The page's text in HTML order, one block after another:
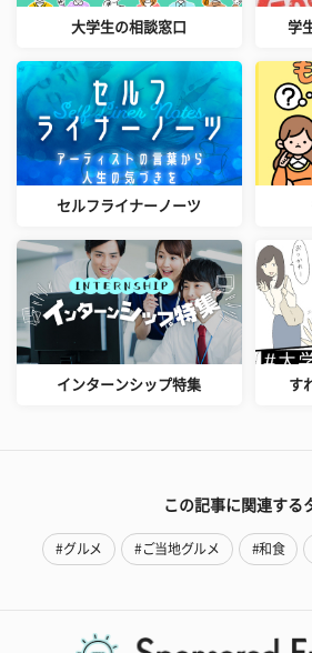
大学生の相談窓口 学
セルフライナーノーツ
インターンシップ特集 す
この記事に関連する
#グルメ #ご当地グルメ #和食